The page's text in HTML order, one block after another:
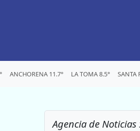
ANCHORENA 11.7° LA TOMA 8.5° SANTA
Agencia de Noticias